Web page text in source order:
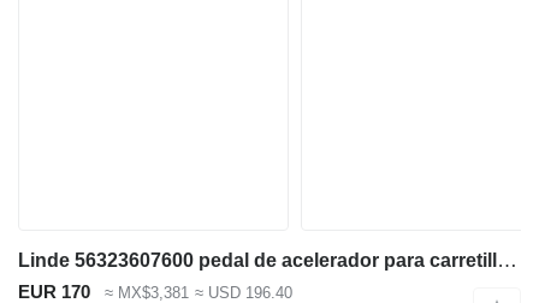
Linde 56323607600 pedal de acelerador para carretilla diésel
EUR 170 ≈ MX$3,381 ≈ USD 196.40